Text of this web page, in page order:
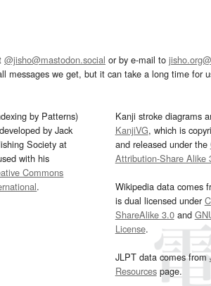
@jisho@mastodon.social or by e-mail to
messages we get, but it can take a long time for
by Patterns)
by Jack
Society at
with his
Commons
.
Kanji stroke diagrams
KanjiVG, which is
and released under the
Attribution-Share Alike
Wikipedia data comes
is dual licensed under
ShareAlike 3.0and
License.
JLPT data comes from
Resourcespage.